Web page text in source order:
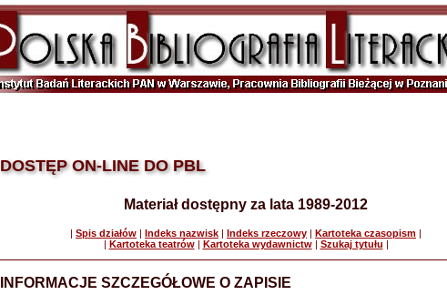
DOSTĘP ON-LINE DO PBL
Materiał dostępny za lata 1989-2012
| Spis działów | Indeks nazwisk | Indeks rzeczowy | Kartoteka czasopism |
| Kartoteka teatrów| Kartoteka wydawnictw| Szukaj tytułu |
INFORMACJE SZCZEGÓŁOWE O ZAPISIE